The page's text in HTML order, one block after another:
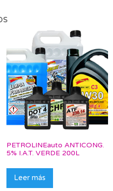
PETROLINEauto ANTICONG.
5% I.A.T. VERDE 200L
Leer más